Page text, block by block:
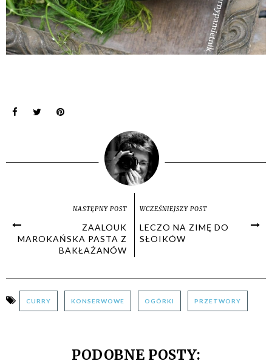
NASTĘPNY POST
ZAALOUK
MAROKAŃSKA PASTA Z
BAKŁAŻANÓW
WCZEŚNIEJSZY POST
LECZO NA ZIMĘ DO
SŁOIKÓW
CURRY KONSERWOWE OGÓRKI PRZETWORY
PODOBNE POSTY: